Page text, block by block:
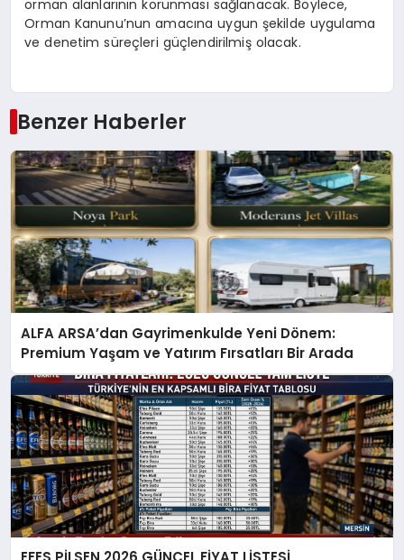
orman alanlarının korunması sağlanacak. Böylece,
Orman Kanunu’nun amacına uygun şekilde uygulama
ve denetim süreçleri güçlendirilmiş olacak.
Benzer Haberler
ALFA ARSA’dan Gayrimenkulde Yeni Dönem:
Premium Yaşam ve Yatırım Fırsatları Bir Arada